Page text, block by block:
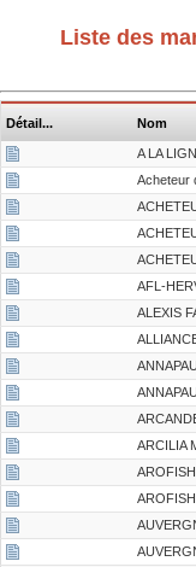
Liste des
Détail... Nom
A LA
Acheteur
AFL-
ALEXIS
ARCILIA
AROFISH